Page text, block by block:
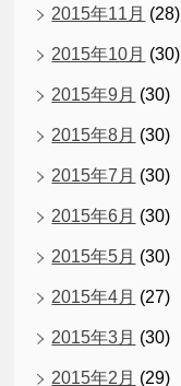
2015年11月 (28)
2015年10月 (30)
2015年9月 (30)
2015年8月 (30)
2015年7月 (30)
2015年6月 (30)
2015年5月 (30)
2015年4月 (27)
2015年3月 (30)
2015年2月 (29)